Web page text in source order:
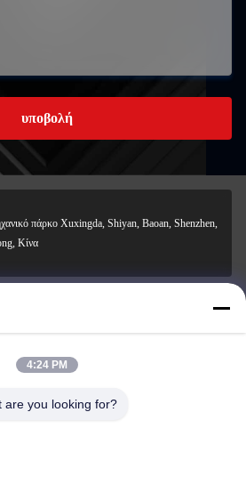
υποβολή
πάρκο Xuxingda, Shiyan, Baoan, Shenzhen,
Κίνα
4:24 PM
are you looking for?